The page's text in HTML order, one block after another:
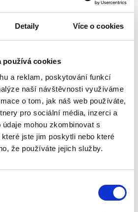
Detaily Více o cookies
používá cookies
a reklam, poskytování funkcí
naší návštěvnosti využíváme
o tom, jak náš web používáte,
pro sociální média, inzerci a
mohou zkombinovat s
jste jim poskytli nebo které
že používáte jejich služby.
270 mm
Nerezová ocel
placatka o objemu 3 l je
z masivního dubového